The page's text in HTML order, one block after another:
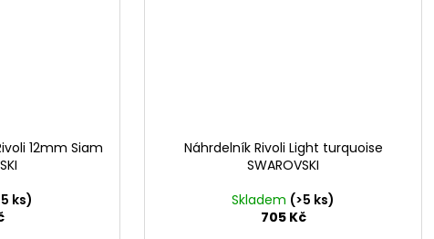
12mm Siam
ks)
Náhrdelník Rivoli Light turquoise
SWAROVSKI
Skladem (>5 ks)
705 Kč